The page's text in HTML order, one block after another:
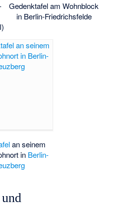
Gedenktafel am Wohnblock
in Berlin-Friedrichsfelde
an seinem
in Berlin-